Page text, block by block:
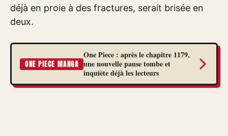
déjà en proie à des fractures, serait brisée en
deux.
ONE PIECE MANGA
One Piece : après le chapitre 1179,
une nouvelle pause tombe et
inquiète déjà les lecteurs